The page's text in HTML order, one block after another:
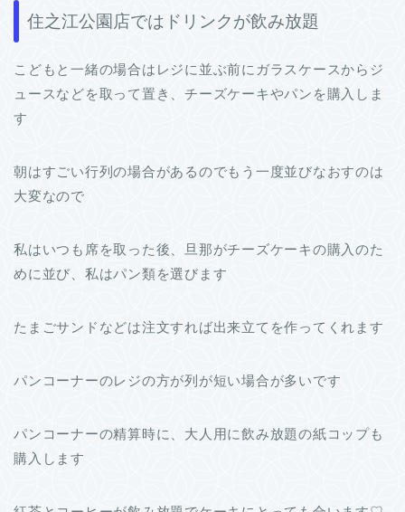
住之江公園店ではドリンクが飲み放題
こどもと一緒の場合はレジに並ぶ前にガラスケースからジ
ュースなどを取って置き、チーズケーキやパンを購入しま
す
朝はすごい行列の場合があるのでもう一度並びなおすのは
大変なので
私はいつも席を取った後、旦那がチーズケーキの購入のた
めに並び、私はパン類を選びます
たまごサンドなどは注文すれば出来立てを作ってくれます
パンコーナーのレジの方が列が短い場合が多いです
パンコーナーの精算時に、大人用に飲み放題の紙コップも
購入します